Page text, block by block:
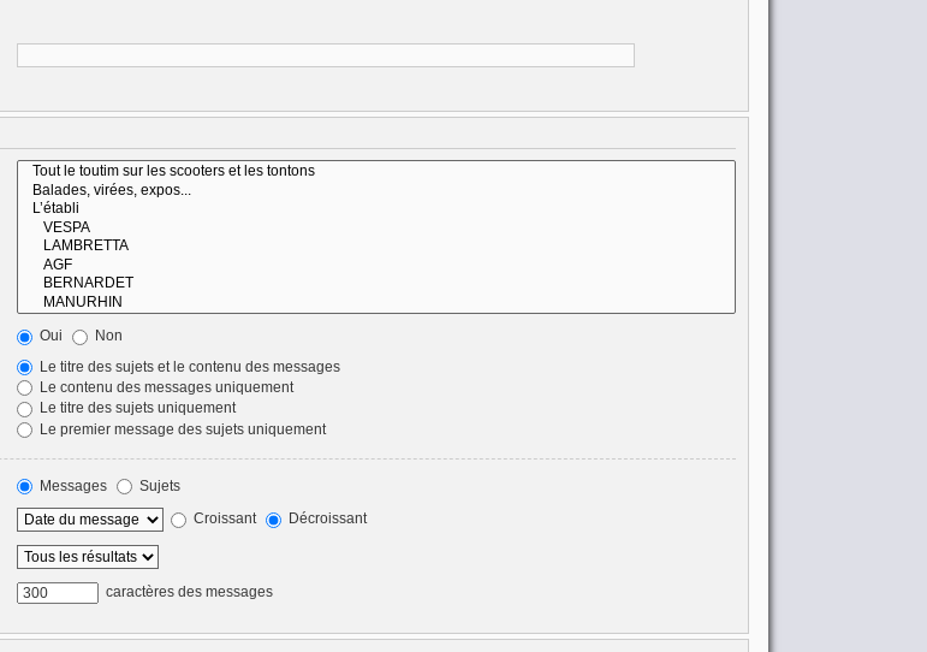
Oui
Non
Le titre des sujets et le contenu des messages
Le contenu des messages uniquement
Le titre des sujets uniquement
Le premier message des sujets uniquement
Messages
Sujets
Croissant Décroissant
caractères des messages